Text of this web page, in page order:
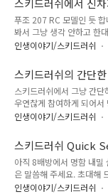
스키드러쉬에서 신
푸조 207 RC 모델인 듯
봐서 그냥 생각 안하고 한
차 가격보단 아이템 가격
련 사진은 아래에 있습니
조 206CC(겜 상에서는
다. 현재 겜 상에서 가장
립스(겜상 코멧)보다 km가
이 팔릴지도 ^^
인생이야기/스키드러쉬
스키드러쉬의 간단
스키드러쉬에서 그냥 간
우연찮게 참여하게 되어
와 렌트카 1대인데 그리 매
온 12명만 아이템 5개를
01)와 대결해서 이겼다는
다.) 경쟁이 심한데 2개 모
요 ㅎ 아래는 스샷입니다.
간에 컨트롤 미스로 조금
인생이야기/스키드러쉬
스키드러쉬 Quick
아직 8배방에서 명함 내밀
은 말씀해 주세요. 초대해
인생이야기/스키드러쉬